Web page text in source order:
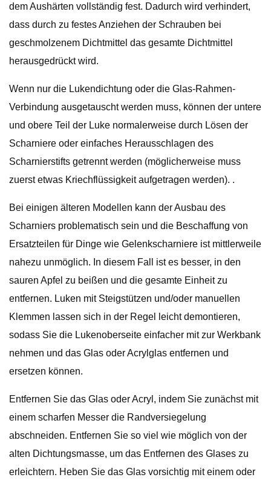
dem Aushärten vollständig fest. Dadurch wird verhindert,
dass durch zu festes Anziehen der Schrauben bei
geschmolzenem Dichtmittel das gesamte Dichtmittel
herausgedrückt wird.
Wenn nur die Lukendichtung oder die Glas-Rahmen-
Verbindung ausgetauscht werden muss, können der untere
und obere Teil der Luke normalerweise durch Lösen der
Scharniere oder einfaches Herausschlagen des
Scharnierstifts getrennt werden (möglicherweise muss
zuerst etwas Kriechflüssigkeit aufgetragen werden). .
Bei einigen älteren Modellen kann der Ausbau des
Scharniers problematisch sein und die Beschaffung von
Ersatzteilen für Dinge wie Gelenkscharniere ist mittlerweile
nahezu unmöglich. In diesem Fall ist es besser, in den
sauren Apfel zu beißen und die gesamte Einheit zu
entfernen. Luken mit Steigstützen und/oder manuellen
Klemmen lassen sich in der Regel leicht demontieren,
sodass Sie die Lukenoberseite einfacher mit zur Werkbank
nehmen und das Glas oder Acrylglas entfernen und
ersetzen können.
Entfernen Sie das Glas oder Acryl, indem Sie zunächst mit
einem scharfen Messer die Randversiegelung
abschneiden. Entfernen Sie so viel wie möglich von der
alten Dichtungsmasse, um das Entfernen des Glases zu
erleichtern. Heben Sie das Glas vorsichtig mit einem oder